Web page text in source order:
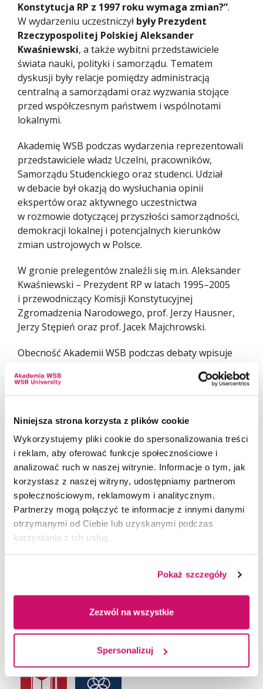
Niniejsza strona korzysta z plików cookie
Wykorzystujemy pliki cookie do spersonalizowania treści
i reklam, aby oferować funkcje społecznościowe i
analizować ruch w naszej witrynie. Informacje o tym, jak
korzystasz z naszej witryny, udostępniamy partnerom
społecznościowym, reklamowym i analitycznym.
Partnerzy mogą połączyć te informacje z innymi danymi
otrzymanymi od Ciebie lub uzyskanymi podczas
korzystania z ich usług.
Pokaż szczegóły
Zezwól na wszystkie
Spersonalizuj
Konstytucja RP z 1997 roku wymaga zmian?”.
W wydarzeniu uczestniczył były Prezydent
Rzeczypospolitej Polskiej Aleksander
Kwaśniewski, a także wybitni przedstawiciele
świata nauki, polityki i samorządu. Tematem
dyskusji były relacje pomiędzy administracją
centralną a samorządami oraz wyzwania stojące
przed współczesnym państwem i wspólnotami
lokalnymi.
Akademię WSB podczas wydarzenia reprezentowali
przedstawiciele władz Uczelni, pracowników,
Samorządu Studenckiego oraz studenci. Udział
w debacie był okazją do wysłuchania opinii
ekspertów oraz aktywnego uczestnictwa
w rozmowie dotyczącej przyszłości samorządności,
demokracji lokalnej i potencjalnych kierunków
zmian ustrojowych w Polsce.
W gronie prelegentów znaleźli się m.in. Aleksander
Kwaśniewski – Prezydent RP w latach 1995–2005
i przewodniczący Komisji Konstytucyjnej
Zgromadzenia Narodowego, prof. Jerzy Hausner,
Jerzy Stępień oraz prof. Jacek Majchrowski.
Obecność Akademii WSB podczas debaty wpisuje
akademickiego, którego ważnym elementem jest